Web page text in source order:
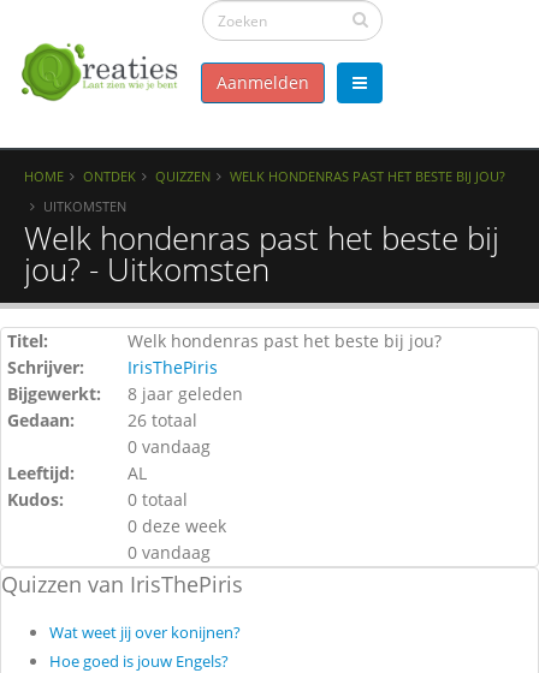
Aanmelden
HOME ONTDEK QUIZZEN
WELK HONDENRAS PAST HET BESTE BIJ JOU?
UITKOMSTEN
Welk hondenras past het beste bij
jou? - Uitkomsten
Titel:
Welk hondenras past het beste bij jou?
Schrijver:
IrisThePiris
Bijgewerkt:
8 jaar geleden
Gedaan:
26 totaal
0 vandaag
Leeftijd:
AL
Kudos:
0 totaal
0 deze week
0 vandaag
Quizzen van IrisThePiris
Wat weet jij over konijnen?
Hoe goed is jouw Engels?